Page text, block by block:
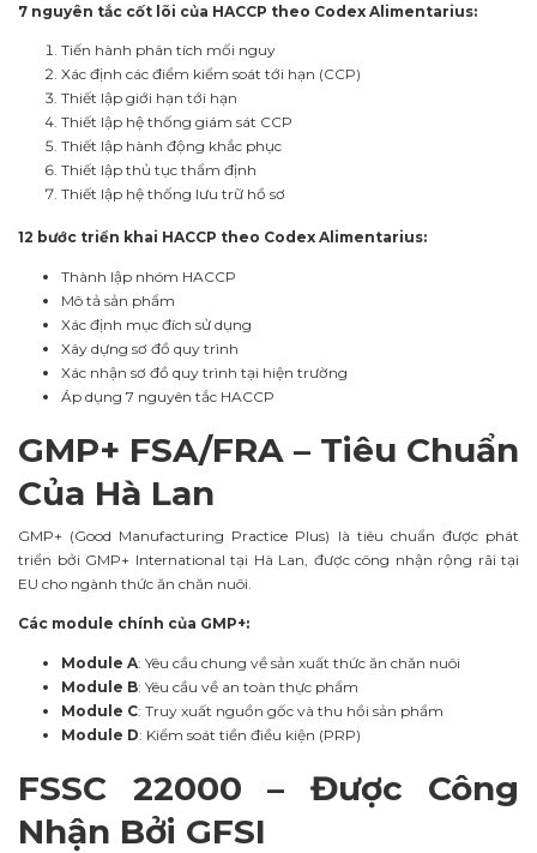
7 nguyên tắc cốt lõi của HACCP theo Codex Alimentarius:
Tiến hành phân tích mối nguy
Xác định các điểm kiểm soát tới hạn (CCP)
Thiết lập giới hạn tới hạn
Thiết lập hệ thống giám sát CCP
Thiết lập hành động khắc phục
Thiết lập thủ tục thẩm định
Thiết lập hệ thống lưu trữ hồ sơ
12 bước triển khai HACCP theo Codex Alimentarius:
Thành lập nhóm HACCP
Mô tả sản phẩm
Xác định mục đích sử dụng
Xây dựng sơ đồ quy trình
Xác nhận sơ đồ quy trình tại hiện trường
Áp dụng 7 nguyên tắc HACCP
GMP+ FSA/FRA – Tiêu Chuẩn
Của Hà Lan
GMP+ (Good Manufacturing Practice Plus) là tiêu chuẩn được phát
triển bởi GMP+ International tại Hà Lan, được công nhận rộng rãi tại
EU cho ngành thức ăn chăn nuôi.
Các module chính của GMP+:
Module A: Yêu cầu chung về sản xuất thức ăn chăn nuôi
Module B: Yêu cầu về an toàn thực phẩm
Module C: Truy xuất nguồn gốc và thu hồi sản phẩm
Module D: Kiểm soát tiền điều kiện (PRP)
FSSC 22000 – Được Công
Nhận Bởi GFSI